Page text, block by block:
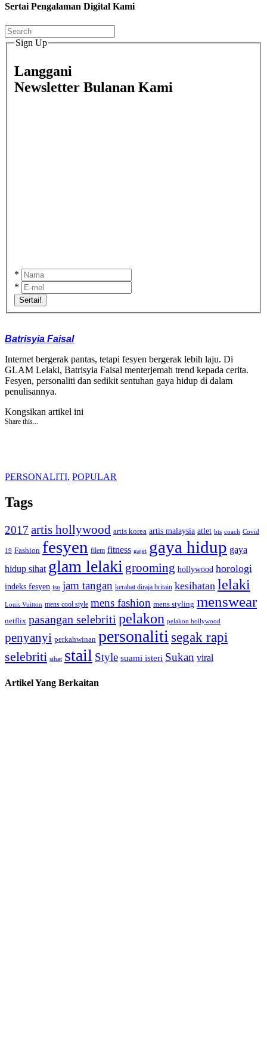
Sertai Pengalaman Digital Kami
Sign Up
Langgani
Newsletter Bulanan Kami
*
*
Sertai!
Batrisyia Faisal
Internet bergerak pantas, tetapi fesyen bergerak lebih laju. Di
GLAM Lelaki, Batrisyia Faisal menterjemah trend kepada cerita.
Fesyen, personaliti dan sedikit sentuhan gaya hidup di dalam
penulisannya.
Kongsikan artikel ini
Share this...
PERSONALITI, POPULAR
Tags
2017 artis hollywood artis korea artis malaysia atlet bts coach Covid
19 Fashion fesyen filem fitness gajet gaya hidup gaya
hidup sihat glam lelaki grooming hollywood horologi
indeks fesyen isu jam tangan kerabat diraja britain kesihatan lelaki
Louis Vuitton mens cool style mens fashion mens styling menswear
netflix pasangan selebriti pelakon pelakon hollywood
penyanyi perkahwinan personaliti segak rapi
selebriti sihat stail Style suami isteri Sukan viral
Artikel Yang Berkaitan